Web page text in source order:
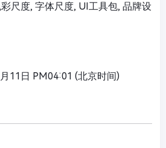
尺度, 字体尺度, UI工具包, 品牌设
11日 PM04:01 (北京时间)